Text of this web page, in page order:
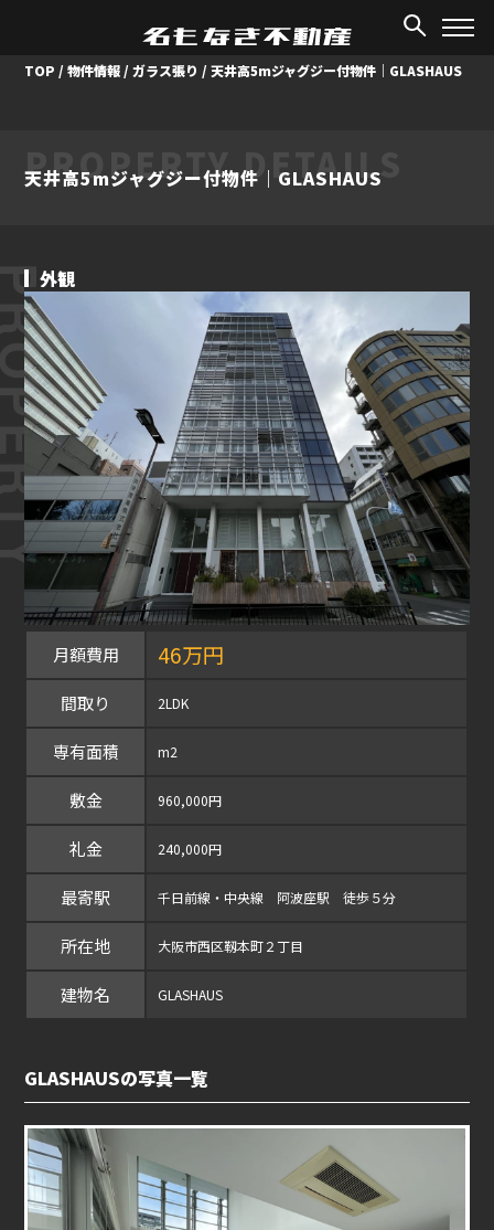
TOP /物件情報 /ガラス張り /天井高5mジャグジー付物件｜GLASHAUS
PROPERTY DETAILS
天井高5mジャグジー付物件｜GLASHAUS
外観
月額費用 46万円
間取り 2LDK
専有面積 m2
敷金 960,000円
礼金 240,000円
最寄駅 千日前線・中央線 阿波座駅 徒歩５分
所在地 大阪市西区靱本町２丁目
建物名 GLASHAUS
GLASHAUSの写真一覧